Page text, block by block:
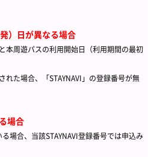
）日が異なる場合
周遊パスの利用開始日（利用期間の最初
た場合、「STAYNAVI」の登録番号が無
場合
場合、当該STAYNAVI登録番号では申込み